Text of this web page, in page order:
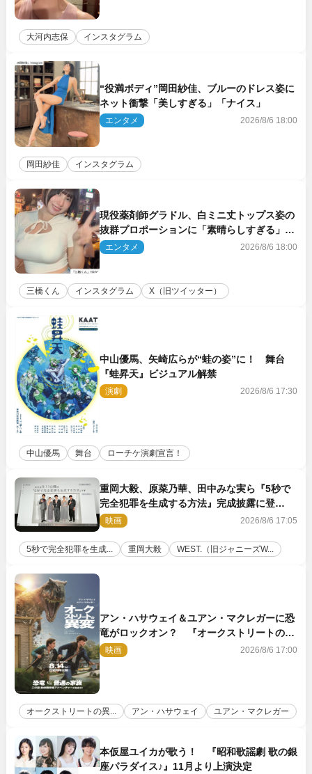
大河内志保 インスタグラム
“役満ボディ”岡田紗佳、ブルーのドレス姿に
ネット衝撃「美しすぎる」「ナイス」
エンタメ 2026/8/6 18:00
岡田紗佳 インスタグラム
現役薬剤師グラドル、白ミニ丈トップス姿の
抜群プロポーションに「素晴らしすぎる」
「すっっっご！」とネット絶賛
エンタメ 2026/8/6 18:00
三橋くん インスタグラム X（旧ツイッター）
中山優馬、矢崎広らが“蛙の姿”に！ 舞台
『蛙昇天』ビジュアル解禁
演劇 2026/8/6 17:30
中山優馬 舞台 ローチケ演劇宣言！
重岡大毅、原菜乃華、田中みな実ら『5秒で
完全犯罪を生成する方法』完成披露に登
壇！ それぞれのAI活用術も発表
映画 2026/8/6 17:05
5秒で完全犯罪を生成... 重岡大毅 WEST.（旧ジャニーズW...
アン・ハサウェイ＆ユアン・マクレガーに恐
竜がロックオン？ 『オークストリートの異
変』新ビジュアル＆本編映像初解禁
映画 2026/8/6 17:00
オークストリートの異... アン・ハサウェイ ユアン・マクレガー
本仮屋ユイカが歌う！ 『昭和歌謡劇 歌の銀
座パラダイス♪』11月より上演決定